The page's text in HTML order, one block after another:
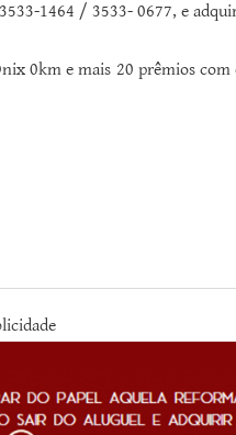
1464 / 3533- 0677, e
0km e mais 20 prêmios